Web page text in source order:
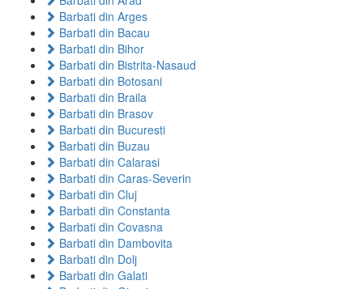
Barbati din Arges
Barbati din Bacau
Barbati din Bihor
Barbati din Bistrita-Nasaud
Barbati din Botosani
Barbati din Braila
Barbati din Brasov
Barbati din Bucuresti
Barbati din Buzau
Barbati din Calarasi
Barbati din Caras-Severin
Barbati din Cluj
Barbati din Constanta
Barbati din Covasna
Barbati din Dambovita
Barbati din Dolj
Barbati din Galati